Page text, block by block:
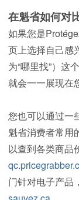
在魁省如何对
如果您是
页上选择自己感
为“哪里找”）这
就会一一展现在
您也可以通过一
魁省消费者常用
以查到各类商品
门针对电子产品